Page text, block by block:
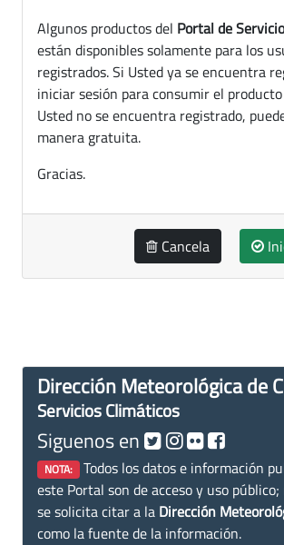
Algunos productos del Portal de
están disponibles solamente para los
registrados. Si Usted ya se encuentra
iniciar sesión para consumir el
Usted no se encuentra registrado,
manera gratuita.
Gracias.
Cancela
Dirección Meteorológica de
Servicios Climáticos
Siguenos en
NOTA: Todos los datos e información
este Portal son de acceso y uso
se solicita citar a la Dirección
como la fuente de la información.